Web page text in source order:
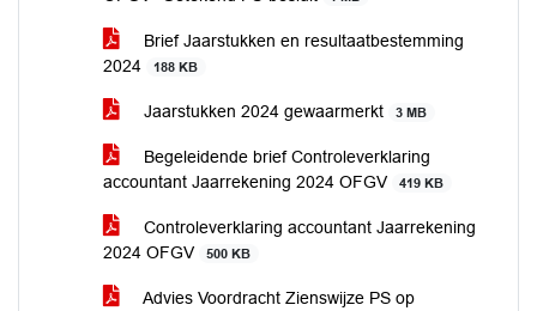
Brief Jaarstukken en resultaatbestemming
2024
188 KB
Jaarstukken 2024 gewaarmerkt 3 MB
Begeleidende brief Controleverklaring
accountant Jaarrekening 2024 OFGV
419 KB
Controleverklaring accountant Jaarrekening
2024 OFGV
500 KB
Advies Voordracht Zienswijze PS op